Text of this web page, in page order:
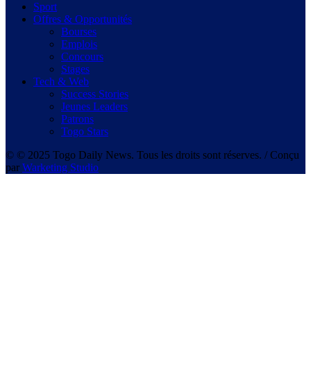
Sport
Offres & Opportunités
Bourses
Emplois
Concours
Stages
Tech & Web
Success Stories
Jeunes Leaders
Patrons
Togo Stars
© © 2025 Togo Daily News. Tous les droits sont réserves. / Conçu
par Warketing Studio